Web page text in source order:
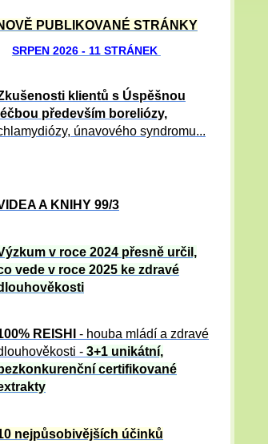
PUBLIKOVANÉ STRÁNKY
SRPEN 2026 - 11 STRÁNEK
klientů s Úspěšnou
léčbou především boreliózy,
únavového syndromu...
A KNIHY 99/3
v roce 2024 přesně určil,
vede v roce 2025 ke zdravé
REISHI
- houba mládí a zdravé
hověkosti - 3+1 unikátní,
bezkonkurenční certifikované
nejpůsobivějších účinků